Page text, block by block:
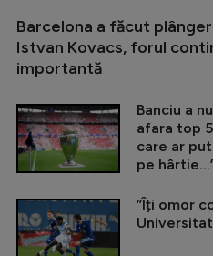
Barcelona a făcut
Istvan Kovacs, forul
importantă
Banciu a
afara top
care ar
pe
”Îți omor